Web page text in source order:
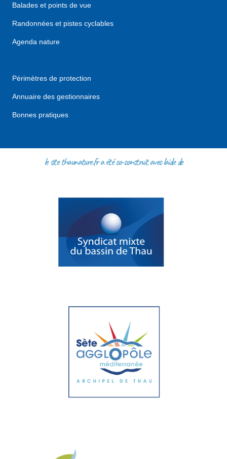
Balades et points de vue
Randonnées et pistes cyclables
Agenda nature
Périmètres de protection
Annuaire des gestionnaires
Bonnes pratiques
le site thaunature.fr a été co-construit avec l'aide de